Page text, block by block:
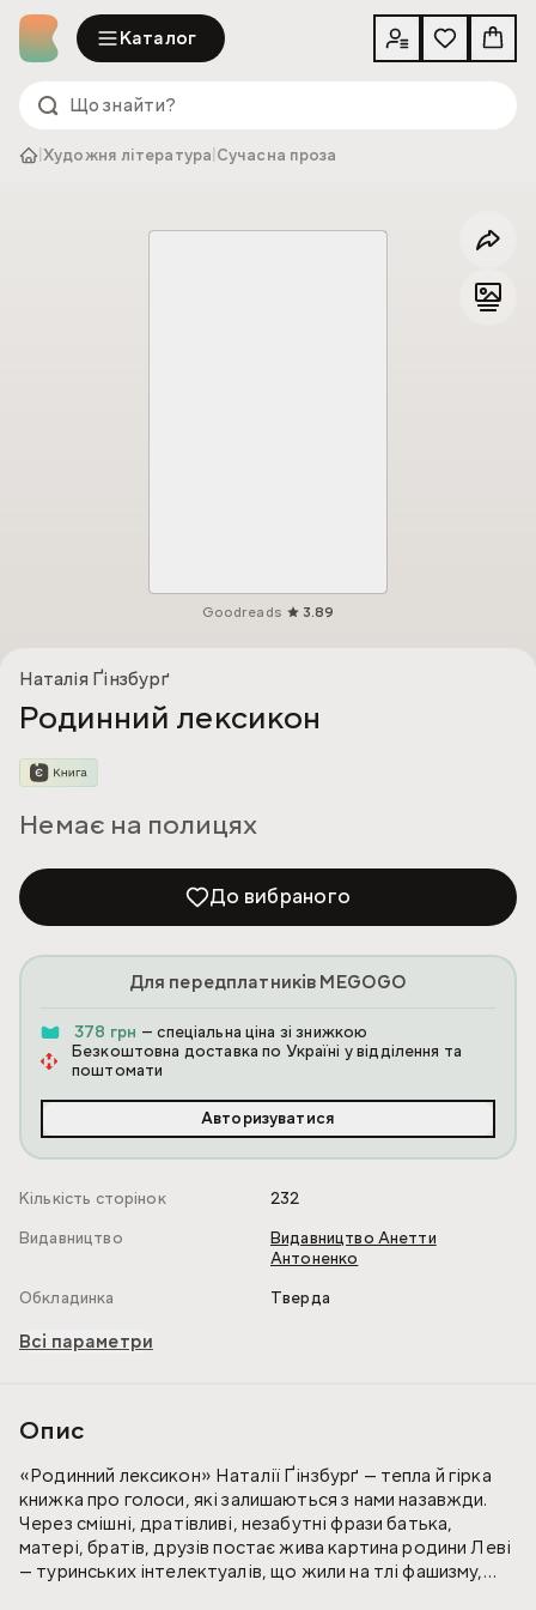
Каталог
|Художня література Сучасна проза
Goodreads 3.89
Наталія Ґінзбурґ
Родинний лексикон
Немає на полицях
До вибраного
Для передплатників MEGOGO
378 грн — спеціальна ціна зі знижкою
Безкоштовна доставка по Україні у відділення та
поштомати
Авторизуватися
Кількість сторінок
232
Видавництво
Видавництво Анетти
Антоненко
Обкладинка
Тверда
Всі параметри
Опис
«Родинний лексикон» Наталії Ґінзбурґ — тепла й гірка
книжка про голоси, які залишаються з нами назавжди.
Через смішні, дратівливі, незабутні фрази батька,
матері, братів, друзів постає жива картина родини Леві
— туринських інтелектуалів, що жили на тлі фашизму,